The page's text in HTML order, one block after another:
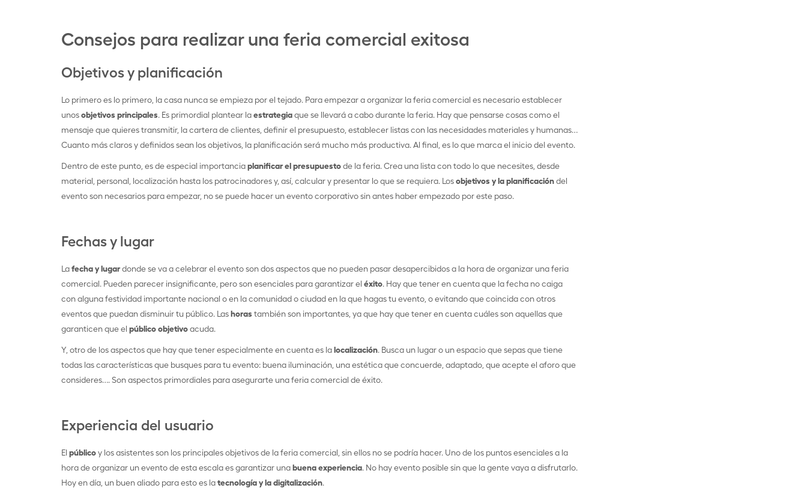
Consejos para realizar una feria comercial exitosa
Objetivos y planificación
Lo primero es lo primero, la casa nunca se empieza por el tejado. Para empezar a organizar la feria comercial es necesario establecer
unosobjetivos principales. Es primordial plantear laestrategiaque se llevará a cabo durante la feria. Hay que pensarse cosas como el
mensaje que quieres transmitir, la cartera de clientes, definir el presupuesto, establecer listas con las necesidades materiales y humanas…
Cuanto más claros y definidos sean los objetivos, la planificación será mucho más productiva. Al final, es lo que marca el inicio del evento.
Dentro de este punto, es de especial importanciaplanificar el presupuestode la feria. Crea una lista con todo lo que necesites, desde
material, personal, localización hasta los patrocinadores y, así, calcular y presentar lo que se requiera. Losobjetivos y la planificacióndel
evento son necesarios para empezar, no se puede hacer un evento corporativo sin antes haber empezado por este paso.
Fechas y lugar
Lafecha y lugardonde se va a celebrar el evento son dos aspectos que no pueden pasar desapercibidos a la hora de organizar una feria
comercial. Pueden parecer insignificante, pero son esenciales para garantizar el éxito. Hay que tener en cuenta que la fecha no caiga
con alguna festividad importante nacional o en la comunidad o ciudad en la que hagas tu evento, o evitando que coincida con otros
eventos que puedan disminuir tu público. Lashoras también son importantes, ya que hay que tener en cuenta cuáles son aquellas que
garanticen que el público objetivoacuda.
Y, otro de los aspectos que hay que tener especialmente en cuenta es lalocalización. Busca un lugar o un espacio que sepas que tiene
todas las características que busques para tu evento: buena iluminación, una estética que concuerde, adaptado, que acepte el aforo que
consideres…. Son aspectos primordiales para asegurarte una feria comercial de éxito.
Experiencia del usuario
El públicoy los asistentes son los principales objetivos de la feria comercial, sin ellos no se podría hacer. Uno de los puntos esenciales a la
hora de organizar un evento de esta escala es garantizar unabuena experiencia. No hay evento posible sin que la gente vaya a disfrutarlo.
Hoy en día, un buen aliado para esto es latecnología y la digitalización.